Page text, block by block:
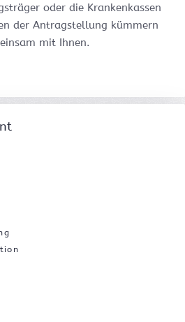
oder die Krankenkassen
der Antragstellung kümmern
mit Ihnen.